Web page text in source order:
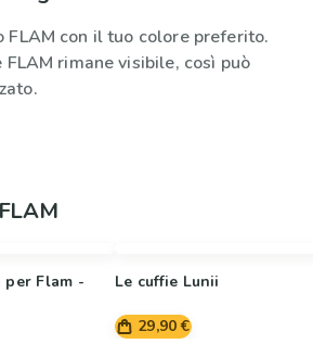
FLAM con il tuo colore preferito.
rimane visibile, così può
per Flam -
Le cuffie Lunii
29,90 €